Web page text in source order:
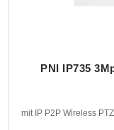
PNI IP735
mit IP P2P Wireless